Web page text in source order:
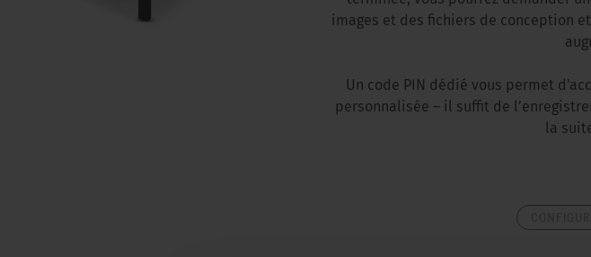
images et des fichiers de conception
Un code PIN dédié vous permet
personnalisée – il suffit de
la